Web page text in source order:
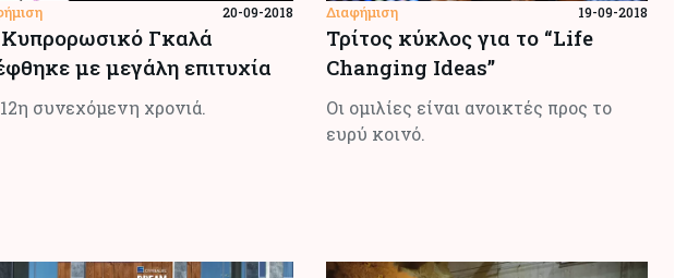
20-09-2018
Γκαλά
με μεγάλη επιτυχία
12η συνεχόμενη χρονιά.
Διαφήμιση 19-09-2018
Τρίτος κύκλος για το “Life
Changing Ideas”
Οι ομιλίες είναι ανοικτές προς το
ευρύ κοινό.